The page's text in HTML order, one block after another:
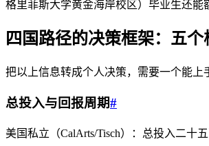
格里菲斯大学黄金海岸校区）毕业生还
四国路径的决策框架：五个
把以上信息转成个人决策，需要一个能
总投入与回报周期#
美国私立（CalArts/Tisch）：总投入二十